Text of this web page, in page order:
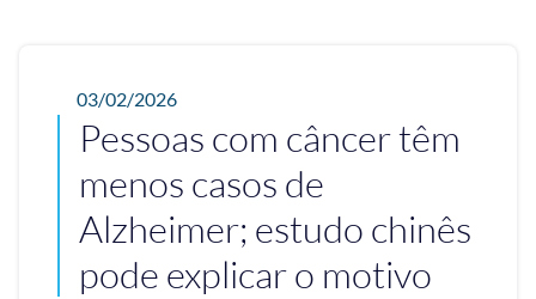
03/02/2026
Pessoas com câncer têm
menos casos de
Alzheimer; estudo chinês
pode explicar o motivo